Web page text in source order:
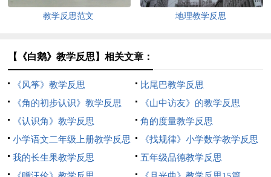
教学反思范文 地理教学反思
【《白鹅》教学反思】相关文章：
《风筝》教学反思
比尾巴教学反思
《角的初步认识》教学反思
《山中访友》的教学反思
《认识角》教学反思
角的度量教学反思
小学语文二年级上册教学反思
《找规律》小学数学教学反思
我的长生果教学反思
五年级品德教学反思